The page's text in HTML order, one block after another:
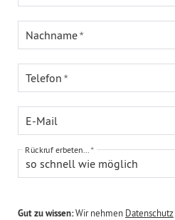
Nachname
Telefon
E-Mail
so schnell wie möglich
Rückruf erbeten...
Gut zu wissen:Wir nehmen Datenschutz